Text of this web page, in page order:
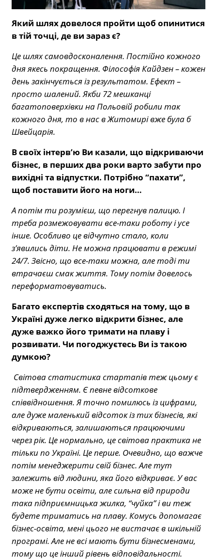
Який шлях довелося пройти щоб опинитися
в тій точці, де ви зараз є?
Це шлях самовдосконалення. Постійно кожного
дня якесь покращення. Філософія Кайдзен – кожен
день закінчується із результатом. Ефект –
просто шалений. Якби 72 мешканці
багатоповерхівки на Польовій робили так
кожного дня, то в нас в Житомирі вже була б
Швейцарія.
В своїх інтерв’ю Ви казали, що відкриваючи
бізнес, в перших два роки варто забути про
вихідні та відпустки. Потрібно “пахати”,
щоб поставити його на ноги…
А потім ти розумієш, що перегнув палицю. І
треба розмежовувати все-таки роботу і усе
інше. Особливо це відчутно стало, коли
з’явились діти. Не можна працювати в режимі
24/7. Звісно, що все-таки можна, але тоді ти
втрачаєш смак життя. Тому потім довелось
переформатовуватись.
Багато експертів сходяться на тому, що в
Україні дуже легко відкрити бізнес, але
дуже важко його тримати на плаву і
розвивати. Чи погоджуєтесь Ви із такою
думкою?
Світова статистика стартапів теж цьому є
підтвердженням. Є певне відсоткове
співвідношення. Я точно помилюсь із цифрами,
але дуже маленький відсоток із тих бізнесів, які
відкриваються, залишаються працюючими
через рік. Це нормально, це світова практика не
тільки по Україні. Це перше. Очевидно, що важче
потім менеджерити свій бізнес. Але тут
залежить від людини, яка його відкриває. У вас
може не бути освіти, але сильна від природи
така підприємницька жилка, “чуйка” і ви теж
будете триматись на плаву. Комусь допомагає
бізнес-освіта, мені цього не вистачає в шкільній
програмі. Але не всі мають бути бізнесменами,
тому що це інший рівень відповідальності.